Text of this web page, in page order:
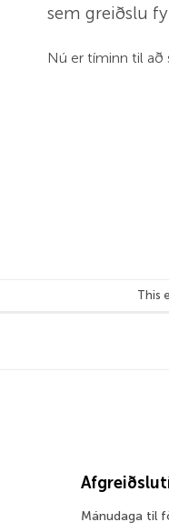
sem greiðslu
Nú er tíminn til
This
Mánudaga til